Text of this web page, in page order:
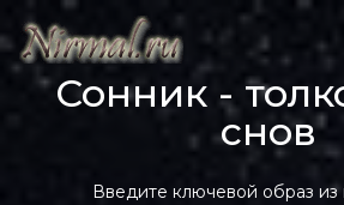
Сонник -
снов
Введите ключевой образ из